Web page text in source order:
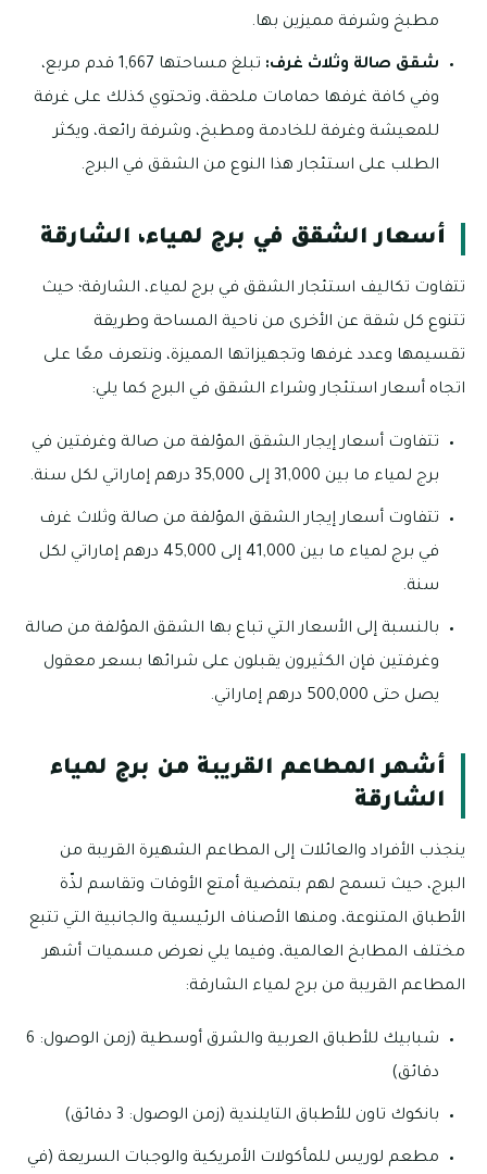
مطبخ وشرفة مميزين بها.
شقق صالة وثلاث غرف:
تبلغ مساحتها 1,667 قدم مربع،
وفي كافة غرفها حمامات ملحقة، وتحتوي كذلك على غرفة
للمعيشة وغرفة للخادمة ومطبخ، وشرفة رائعة، ويكثر
الطلب على استئجار هذا النوع من الشقق في البرج.
أسعار الشقق في برج لمياء، الشارقة
تتفاوت تكاليف استئجار الشقق في برج لمياء، الشارقة؛ حيث
تتنوع كل شقة عن الأخرى من ناحية المساحة وطريقة
تقسيمها وعدد غرفها وتجهيزاتها المميزة، ونتعرف معًا على
اتجاه أسعار استئجار وشراء الشقق في البرج كما يلي:
تتفاوت أسعار إيجار الشقق المؤلفة من صالة وغرفتين في
برج لمياء ما بين 31,000 إلى 35,000 درهم إماراتي لكل سنة.
تتفاوت أسعار إيجار الشقق المؤلفة من صالة وثلاث غرف
في برج لمياء ما بين 41,000 إلى 45,000 درهم إماراتي لكل
سنة.
بالنسبة إلى الأسعار التي تباع بها الشقق المؤلفة من صالة
وغرفتين فإن الكثيرون يقبلون على شرائها بسعر معقول
يصل حتى 500,000 درهم إماراتي.
أشهر المطاعم القريبة من برج لمياء
الشارقة
ينجذب الأفراد والعائلات إلى المطاعم الشهيرة القريبة من
البرج، حيث تسمح لهم بتمضية أمتع الأوقات وتقاسم لذّة
الأطباق المتنوعة، ومنها الأصناف الرئيسية والجانبية التي تتبع
مختلف المطابخ العالمية، وفيما يلي نعرض مسميات أشهر
المطاعم القريبة من برج لمياء الشارقة:
شبابيك للأطباق العربية والشرق أوسطية (زمن الوصول: 6
دقائق)
بانكوك تاون للأطباق التايلندية (زمن الوصول: 3 دقائق)
مطعم لوريس للمأكولات الأمريكية والوجبات السريعة (في